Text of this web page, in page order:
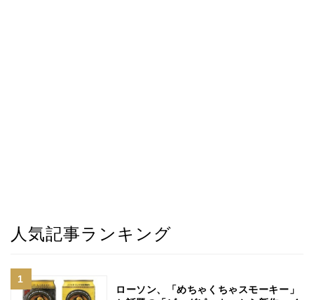
人気記事ランキング
ローソン、「めちゃくちゃスモーキー」